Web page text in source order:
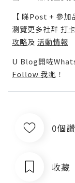
【 睇Post + 參加
瀏覽更多社群 打卡
攻略及 活動情報
U Blog開咗
Follow 我哋 ！
0個
收藏